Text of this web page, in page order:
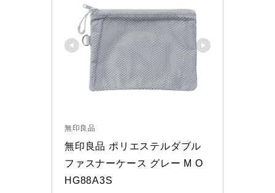
無印良品
無印良品 ポリエステルダブル
ファスナーケース グレー M O
HG88A3S